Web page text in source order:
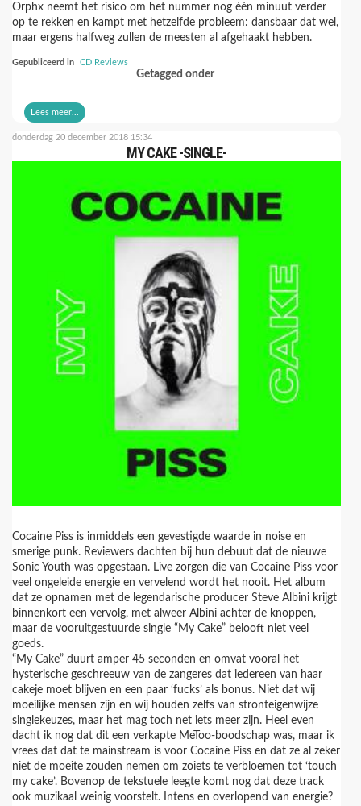
Orphx neemt het risico om het nummer nog één minuut verder
op te rekken en kampt met hetzelfde probleem: dansbaar dat wel,
maar ergens halfweg zullen de meesten al afgehaakt hebben.
Gepubliceerd in CD Reviews
Getagged onder
Lees meer...
donderdag 20 december 2018 15:34
MY CAKE -SINGLE-
Cocaine Piss is inmiddels een gevestigde waarde in noise en
smerige punk. Reviewers dachten bij hun debuut dat de nieuwe
Sonic Youth was opgestaan. Live zorgen die van Cocaine Piss voor
veel ongeleide energie en vervelend wordt het nooit. Het album
dat ze opnamen met de legendarische producer Steve Albini krijgt
binnenkort een vervolg, met alweer Albini achter de knoppen,
maar de vooruitgestuurde single “My Cake” belooft niet veel
goeds.
“My Cake” duurt amper 45 seconden en omvat vooral het
hysterische geschreeuw van de zangeres dat iedereen van haar
cakeje moet blijven en een paar ‘fucks’ als bonus. Niet dat wij
moeilijke mensen zijn en wij houden zelfs van stronteigenwijze
singlekeuzes, maar het mag toch net iets meer zijn. Heel even
dacht ik nog dat dit een verkapte MeToo-boodschap was, maar ik
vrees dat dat te mainstream is voor Cocaine Piss en dat ze al zeker
niet de moeite zouden nemen om zoiets te verbloemen tot ‘touch
my cake’. Bovenop de tekstuele leegte komt nog dat deze track
ook muzikaal weinig voorstelt. Intens en overlopend van energie?